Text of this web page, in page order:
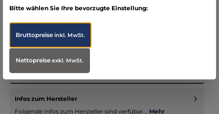
Kompakt und schnell zugänglich: Spezielles Holster für
TourniquetsDer TT Tourniquet Pouch von Tasmanian Tiger ist
die perfek…Mehr
Infos zum Hersteller
Folgende Infos zum Hersteller sind verfübar... Mehr
Bitte wählen Sie Ihre bevorzugte Einstellung:
Bruttopreiseinkl. MwSt.
Nettopreiseexkl. MwSt.